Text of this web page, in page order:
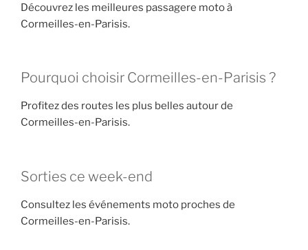
Découvrez les meilleures passagere moto à
Cormeilles-en-Parisis.
Pourquoi choisir Cormeilles-en-Parisis ?
Profitez des routes les plus belles autour de
Cormeilles-en-Parisis.
Sorties ce week-end
Consultez les événements moto proches de
Cormeilles-en-Parisis.